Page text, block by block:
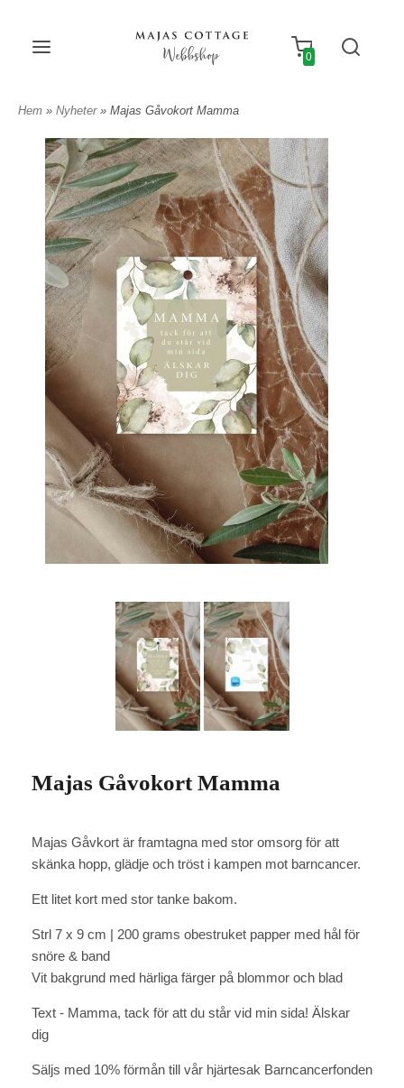
Webbshop 0
Hem » Nyheter » Majas Gåvokort Mamma
Majas Gåvokort Mamma
Majas Gåvkort är framtagna med stor omsorg för att
skänka hopp, glädje och tröst i kampen mot barncancer.
Ett litet kort med stor tanke bakom.
Strl 7 x 9 cm | 200 grams obestruket papper med hål för
snöre & band
Vit bakgrund med härliga färger på blommor och blad
Text - Mamma, tack för att du står vid min sida! Älskar
dig
Säljs med 10% förmån till vår hjärtesak Barncancerfonden